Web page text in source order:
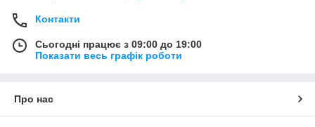
Контакти
Сьогодні працює з 09:00 до 19:00
Показати весь графік роботи
Про нас